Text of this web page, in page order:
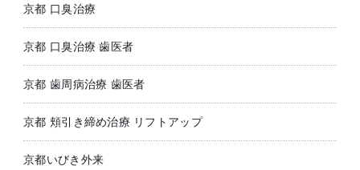
京都 口臭治療
京都 口臭治療 歯医者
京都 歯周病治療 歯医者
京都 頬引き締め治療 リフトアップ
京都いびき外来